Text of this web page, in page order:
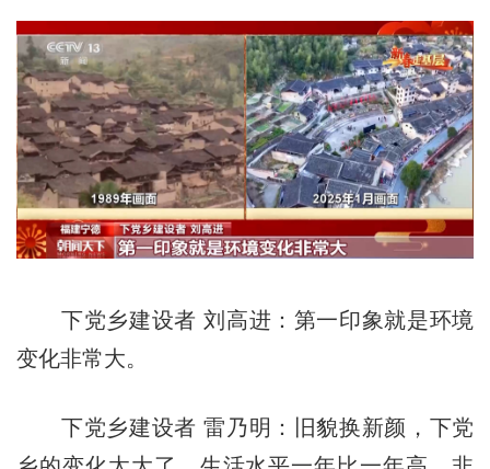
下党乡建设者 刘高进：第一印象就是环境
变化非常大。
下党乡建设者 雷乃明：旧貌换新颜，下党